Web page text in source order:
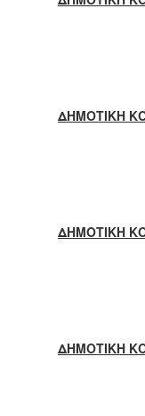
ΔΗΜΟΤΙΚΗ
ΔΗΜΟΤΙΚΗ
ΔΗΜΟΤΙΚΗ